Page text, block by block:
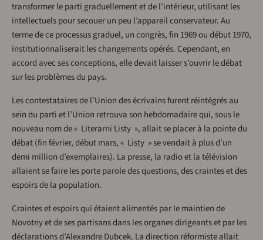
transformer le parti graduellement et de l’intérieur, utilisant les
intellectuels pour secouer un peu l’appareil conservateur. Au
terme de ce processus graduel, un congrès, fin 1969 ou début 1970,
institutionnaliserait les changements opérés. Cependant, en
accord avec ses conceptions, elle devait laisser s’ouvrir le débat
sur les problèmes du pays.
Les contestataires de l’Union des écrivains furent réintégrés au
sein du parti et l’Union retrouva son hebdomadaire qui, sous le
nouveau nom de « Literarni Listy », allait se placer à la pointe du
débat (fin février, début mars, « Listy » se vendait à plus d’un
demi million d’exemplaires). La presse, la radio et la télévision
allaient se faire les porte parole des questions, des craintes et des
espoirs de la population.
Craintes et espoirs qui étaient alimentés par le maintien de
Novotny et de ses partisans dans les organes dirigeants et par les
déclarations d’Alexandre Dubcek. La direction réformiste allait